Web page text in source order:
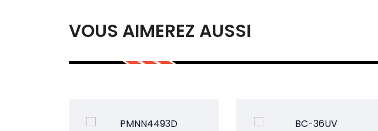
VOUS AIMEREZ AUSSI